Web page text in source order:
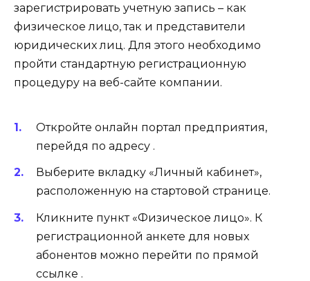
зарегистрировать учетную запись – как
физическое лицо, так и представители
юридических лиц. Для этого необходимо
пройти стандартную регистрационную
процедуру на веб-сайте компании.
Откройте онлайн портал предприятия,
перейдя по адресу .
Выберите вкладку «Личный кабинет»,
расположенную на стартовой странице.
Кликните пункт «Физическое лицо». К
регистрационной анкете для новых
абонентов можно перейти по прямой
ссылке .